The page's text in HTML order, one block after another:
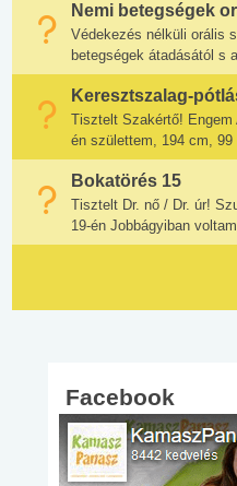
Nemi betegségek
Védekezés nélküli orális
betegségek átadásától s
Keresztszalag-
Tisztelt Szakértő!
én születtem, 194 cm, 99
Bokatörés 15
Tisztelt Dr. nő / Dr. úr!
19-én Jobbágyiban
Facebook